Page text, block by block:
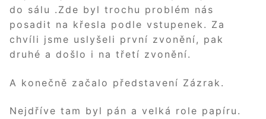
do sálu .Zde byl trochu problém nás
posadit na křesla podle vstupenek. Za
chvíli jsme uslyšeli první zvonění, pak
druhé a došlo i na třetí zvonění.
A konečně začalo představení Zázrak.
Nejdříve tam byl pán a velká role papíru.